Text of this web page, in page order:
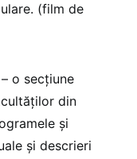
(film de
o secţiune
din
şi
şi descrieri